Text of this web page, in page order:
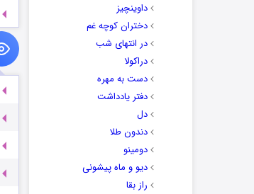
داوینچیز
دختران کوچه غم
در انتهای شب
دراکولا
دست به مهره
دفتر یادداشت
دل
دندون طلا
دومینو
دیو و ماه پیشونی
راز بقا